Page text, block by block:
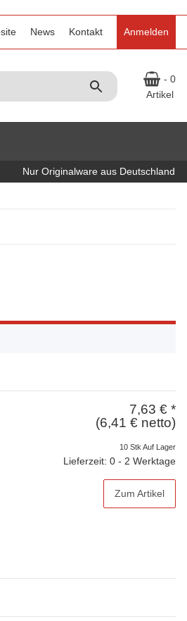
News Kontakt Anmelden
- 0
Artikel
Nur Originalware aus Deutschland
7,63 € *
(6,41 € netto)
10 Stk Auf Lager
Lieferzeit: 0 - 2 Werktage
Zum Artikel